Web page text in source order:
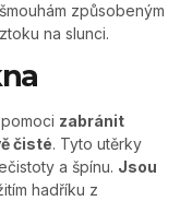
způsobeným
na slunci.
zabránit
čisté. Tyto utěrky
a špínu. Jsou
hadříku z